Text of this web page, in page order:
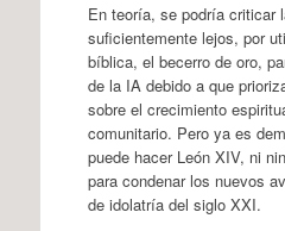
En teoría, se podría criticar
suficientemente lejos, por
bíblica, el becerro de oro,
de la IA debido a que
sobre el crecimiento
comunitario. Pero ya es
puede hacer León XIV, ni
para condenar los nuevos
de idolatría del siglo XXI.